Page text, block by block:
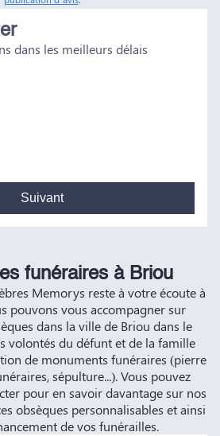
soulagement de savoir que
règles. Tous nos vœux de réussite à
Cordialement famille
dans les meilleurs délais
Suivant
funéraires à Briou
Memorys reste à votre écoute à
pouvons vous accompagner sur
dans la ville de Briou dans le
volontés du défunt et de la famille
de monuments funéraires (pierre
sépulture...). Vous pouvez
pour en savoir davantage sur nos
obsèques personnalisables et ainsi
de vos funérailles.